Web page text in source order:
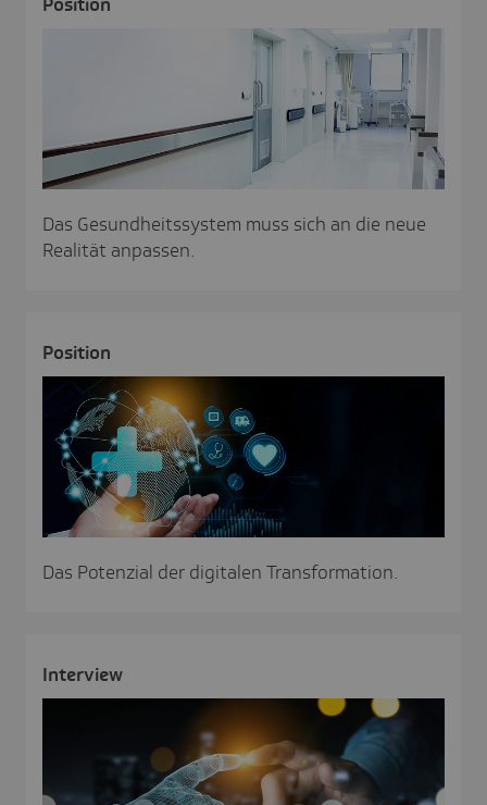
Das Gesundheitssystem muss sich an die neue
Realität anpassen.
Posi­tion
Das Potenzial der digitalen Transformation.
Inter­view